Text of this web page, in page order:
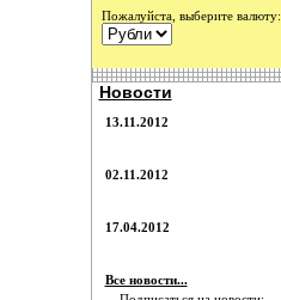
Пожалуйста, выберите валюту:
Новости
13.11.2012
02.11.2012
17.04.2012
Все новости...